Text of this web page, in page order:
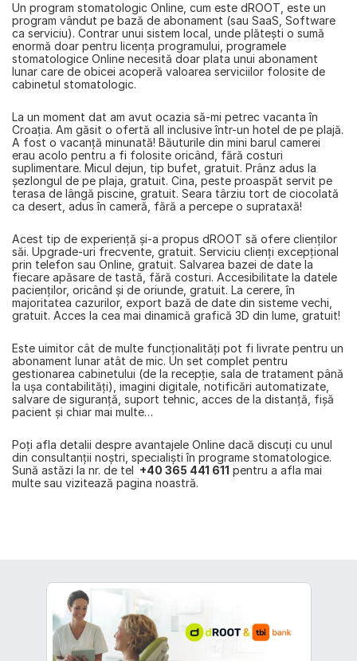
Un program stomatologic Online, cum este dROOT, este un
program vândut pe bază de abonament (sau SaaS, Software
ca serviciu). Contrar unui sistem local, unde plăteşti o sumă
enormă doar pentru licenţa programului, programele
stomatologice Online necesită doar plata unui abonament
lunar care de obicei acoperă valoarea serviciilor folosite de
cabinetul stomatologic.
La un moment dat am avut ocazia să-mi petrec vacanta în
Croaţia. Am găsit o ofertă all inclusive într-un hotel de pe plajă.
A fost o vacanță minunată! Băuturile din mini barul camerei
erau acolo pentru a fi folosite oricând, fără costuri
suplimentare. Micul dejun, tip bufet, gratuit. Prânz adus la
şezlongul de pe plaja, gratuit. Cina, peste proaspăt servit pe
terasa de lângă piscine, gratuit. Seara târziu tort de ciocolată
ca desert, adus în cameră, fără a percepe o suprataxă!
Acest tip de experienţă și-a propus dROOT să ofere clienţilor
săi. Upgrade-uri frecvente, gratuit. Serviciu clienţi excepţional
prin telefon sau Online, gratuit. Salvarea bazei de date la
fiecare apăsare de tastă, fără costuri. Accesibilitate la datele
pacienţilor, oricând și de oriunde, gratuit. La cerere, în
majoritatea cazurilor, export bază de date din sisteme vechi,
gratuit. Acces la cea mai dinamică grafică 3D din lume, gratuit!
Este uimitor cât de multe funcţionalităţi pot fi livrate pentru un
abonament lunar atât de mic. Un set complet pentru
gestionarea cabinetului (de la recepţie, sala de tratament până
la uşa contabilităţi), imagini digitale, notificări automatizate,
salvare de siguranţă, suport tehnic, acces de la distanță, fișă
pacient și chiar mai multe…
Poţi afla detalii despre avantajele Online dacă discuţi cu unul
din consultanţii noştri, specialişti în programe stomatologice.
Sună astăzi la nr. de tel +40 365 441 611 pentru a afla mai
multe sau vizitează pagina noastră.